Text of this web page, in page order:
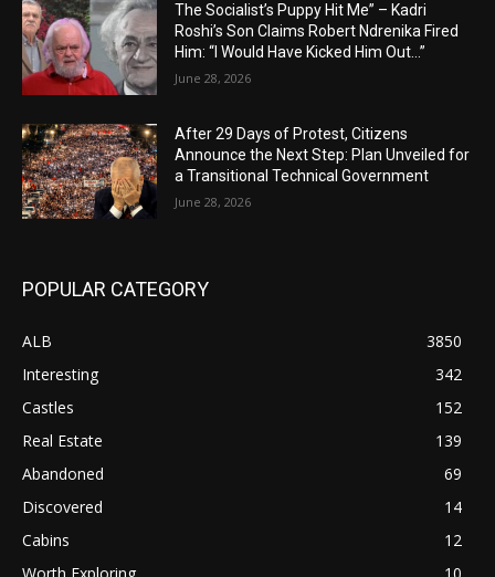
The Socialist’s Puppy Hit Me” – Kadri
Roshi’s Son Claims Robert Ndrenika Fired
Him: “I Would Have Kicked Him Out…”
June 28, 2026
After 29 Days of Protest, Citizens
Announce the Next Step: Plan Unveiled for
a Transitional Technical Government
June 28, 2026
POPULAR CATEGORY
ALB
3850
Interesting
342
Castles
152
Real Estate
139
Abandoned
69
Discovered
14
Cabins
12
Worth Exploring
10